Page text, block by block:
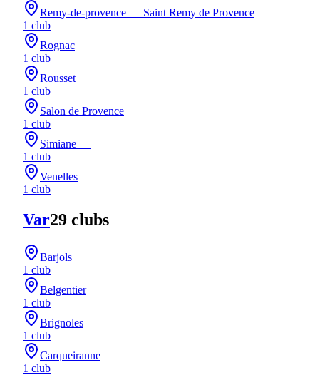
Remy-de-provence — Saint Remy de Provence
1 club
Rognac
1 club
Rousset
1 club
Salon de Provence
1 club
Simiane —
1 club
Venelles
1 club
Var29 clubs
Barjols
1 club
Belgentier
1 club
Brignoles
1 club
Carqueiranne
1 club